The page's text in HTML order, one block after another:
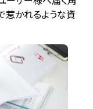
惹かれるような資